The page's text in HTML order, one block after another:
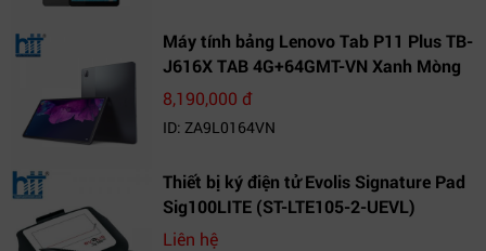
Máy tính bảng Lenovo Tab P11 Plus TB-
J616X TAB 4G+64GMT-VN Xanh Mòng
Két_ZA9L0164VN
8,190,000 đ
ID: ZA9L0164VN
Thiết bị ký điện tử Evolis Signature Pad
Sig100LITE (ST-LTE105-2-UEVL)
Liên hệ